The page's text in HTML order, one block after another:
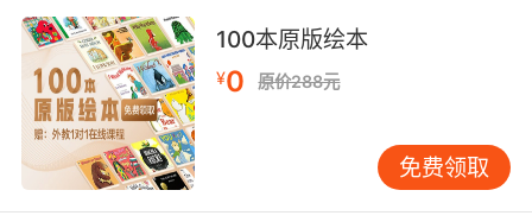
部分涉及返还清算。VIPKID类在线教育服务中，
若消费者行使解除权，需按实际使用课时折算费
用，但教材费、系统服务费等附加成本是否退还
常存争议。上海市消保委发布的《在线教育服务
合同指引》明确，平台应公示退费计算公式，杜
绝"霸王条款"。
100本原版绘本
¥0 原价288元
免费领取